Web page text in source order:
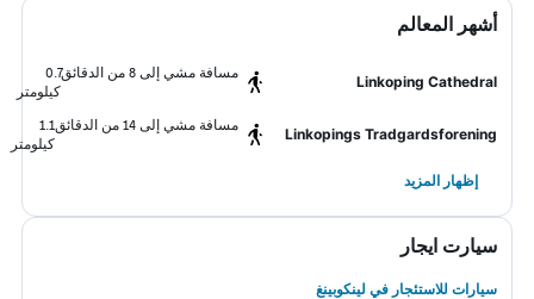
أشهر المعالم
Linkoping Cathedral
مسافة مشي إلى 8 من الدقائق
0.7
كيلومتر
Linkopings Tradgardsforening
مسافة مشي إلى 14 من الدقائق
1.1
كيلومتر
إظهار المزيد
سيارت ايجار
سيارات للاستئجار في لينكوبينغ